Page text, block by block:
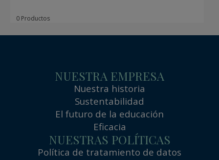
0 Productos
NUESTRA EMPRESA
Nuestra historia
Sustentabilidad
El futuro de la educación
Eficacia
NUESTRAS POLÍTICAS
Política de tratamiento de datos